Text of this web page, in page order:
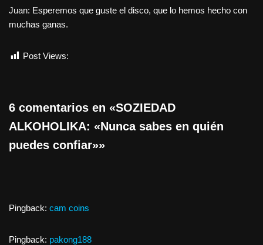
Juan: Esperemos que guste el disco, que lo hemos hecho con
muchas ganas.
Post Views:
6 comentarios en «SOZIEDAD
ALKOHOLIKA: «Nunca sabes en quién
puedes confiar»»
Pingback: cam coins
Pingback: pakong188